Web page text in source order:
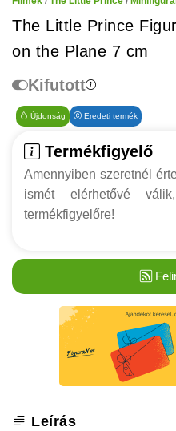
The Little Prince
on the Plane 7 cm
Kifutott
Újdonság Eredeti termék
Termékfigyelő
Amennyiben szeretnél
ismét elérhetővé
termékfigyelőre!
Leírás